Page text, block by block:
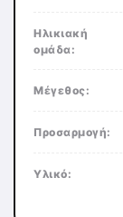
Ηλικιακή
ομάδα:
Μέγεθος:
Προσαρμογή:
Υλικό: